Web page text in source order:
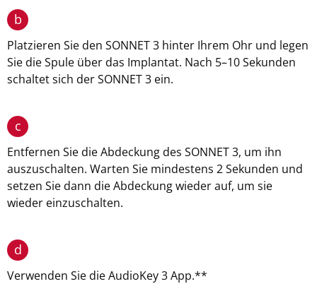
b
Platzieren Sie den SONNET 3 hinter Ihrem Ohr und legen
Sie die Spule über das Implantat. Nach 5–10 Sekunden
schaltet sich der SONNET 3 ein.
c
Entfernen Sie die Abdeckung des SONNET 3, um ihn
auszuschalten. Warten Sie mindestens 2 Sekunden und
setzen Sie dann die Abdeckung wieder auf, um sie
wieder einzuschalten.
d
Verwenden Sie die AudioKey 3 App.**